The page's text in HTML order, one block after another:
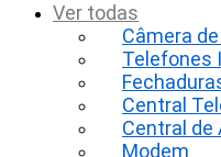
Ver todas
Câmera
Telefones
Central
Central de
Modem